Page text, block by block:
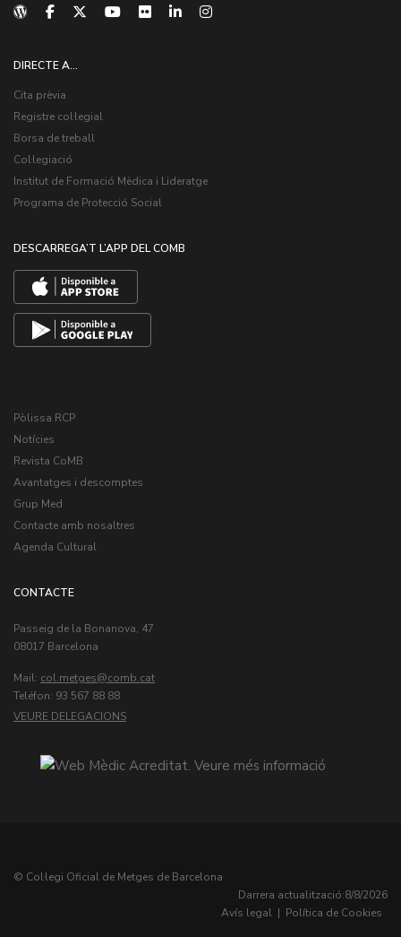
DIRECTE A...
Cita prèvia
Registre col·legial
Borsa de treball
Col·legiació
Institut de Formació Mèdica i Lideratge
Programa de Protecció Social
DESCARREGA’T L’APP DEL COMB
Pòlissa RCP
Notícies
Revista CoMB
Avantatges i descomptes
Grup Med
Contacte amb nosaltres
Agenda Cultural
CONTACTE
Passeig de la Bonanova, 47
08017 Barcelona
Mail: col.metges
Teléfon: 93 567 88 88
VEURE DELEGACIONS
© Col·legi Oficial de Metges de Barcelona
Darrera actualització:8/8/2026
Avís legal | Política de Cookies